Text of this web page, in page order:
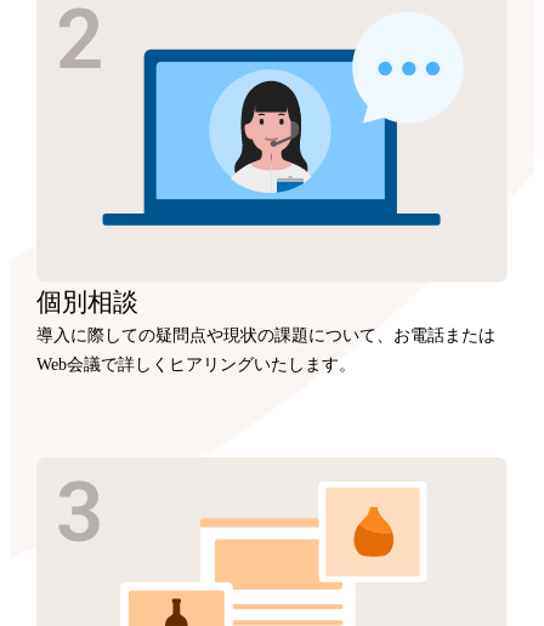
個別相談
導入に際しての疑問点や現状の課題について、お電話または
Web会議で詳しくヒアリングいたします。